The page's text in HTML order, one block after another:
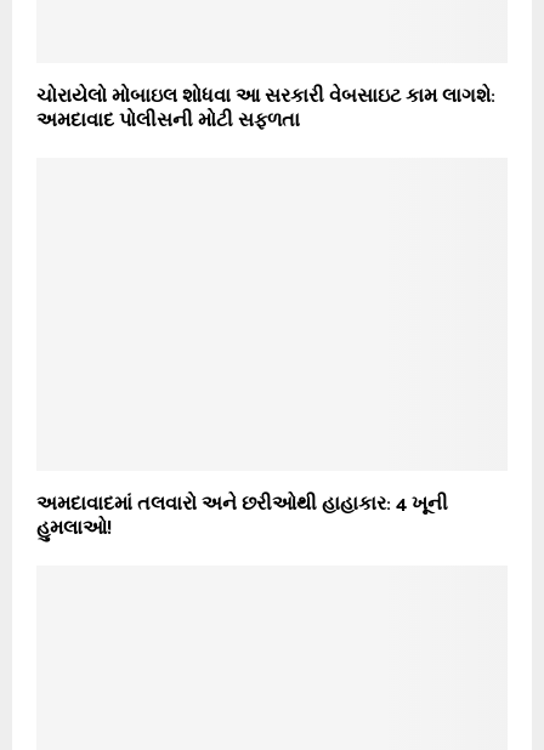
ચોરાયેલો મોબાઇલ શોધવા આ સરકારી વેબસાઇટ કામ લાગશે:
અમદાવાદ પોલીસની મોટી સફળતા
અમદાવાદમાં તલવારો અને છરીઓથી હાહાકાર: 4 ખૂની
હુમલાઓ!